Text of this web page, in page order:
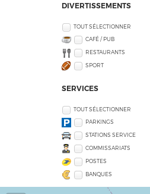
DIVERTISSEMENTS
TOUT SÉLECTIONNER
CAFÉ / PUB
RESTAURANTS
SPORT
SERVICES
TOUT SÉLECTIONNER
PARKINGS
STATIONS SERVICE
COMMISSARIATS
POSTES
BANQUES